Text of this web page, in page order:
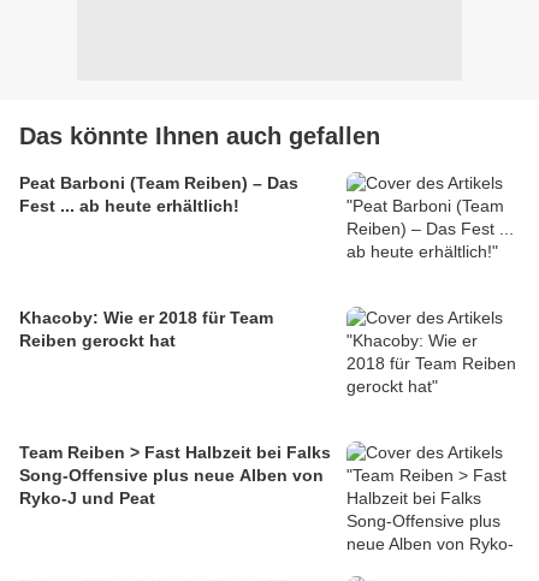
Das könnte Ihnen auch gefallen
Peat Barboni (Team Reiben) – Das
Fest ... ab heute erhältlich!
Khacoby: Wie er 2018 für Team
Reiben gerockt hat
Team Reiben > Fast Halbzeit bei Falks
Song-Offensive plus neue Alben von
Ryko-J und Peat